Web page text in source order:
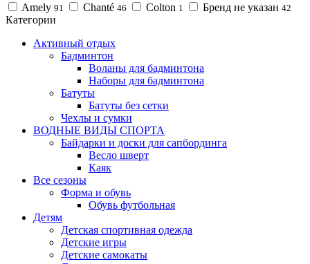
Amely 91 Chanté 46 Colton 1 Бренд не указан 42
Категории
Активный отдых
Бадминтон
Воланы для бадминтона
Наборы для бадминтона
Батуты
Батуты без сетки
Чехлы и сумки
ВОДНЫЕ ВИДЫ СПОРТА
Байдарки и доски для сапбординга
Весло шверт
Каяк
Все сезоны
Форма и обувь
Обувь футбольная
Детям
Детская спортивная одежда
Детские игры
Детские самокаты